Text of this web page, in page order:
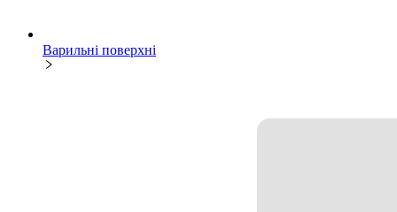
Варильні поверхні